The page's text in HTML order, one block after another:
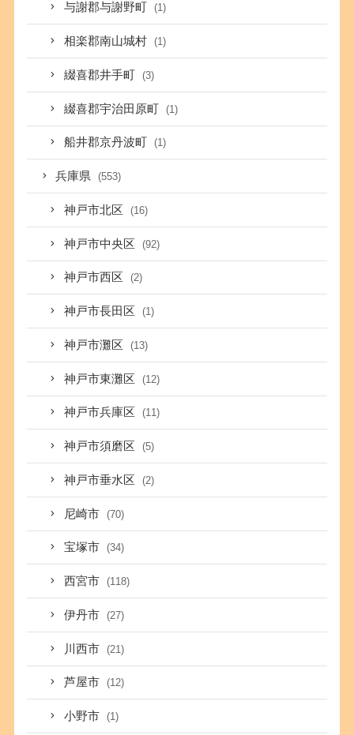
与謝郡与謝野町 (1)
相楽郡南山城村 (1)
綴喜郡井手町 (3)
綴喜郡宇治田原町 (1)
船井郡京丹波町 (1)
兵庫県 (553)
神戸市北区 (16)
神戸市中央区 (92)
神戸市西区 (2)
神戸市長田区 (1)
神戸市灘区 (13)
神戸市東灘区 (12)
神戸市兵庫区 (11)
神戸市須磨区 (5)
神戸市垂水区 (2)
尼崎市 (70)
宝塚市 (34)
西宮市 (118)
伊丹市 (27)
川西市 (21)
芦屋市 (12)
小野市 (1)